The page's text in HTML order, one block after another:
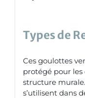
Types de
Ces goulottes
protégé pour les
structure
s’utilisent dans